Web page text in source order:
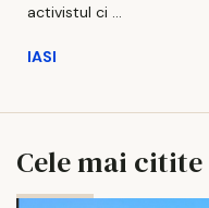
activistul ci ...
IASI
Cele mai